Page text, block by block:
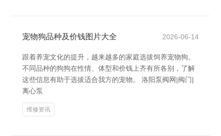
宠物狗品种及价钱图片大全 2026-06-14
跟着养宠文化的提升，越来越多的家庭选拔饲养宠物狗。
不同品种的狗狗在性情、体型和价钱上齐有所各别，了解
这些信息有助于选拔适合我方的宠物。 洛阳泵阀网|阀门|
离心泵
维修资讯